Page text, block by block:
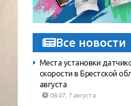
Все новости
Места установки
скорости в Брестской
августа
08:47, 7 августа